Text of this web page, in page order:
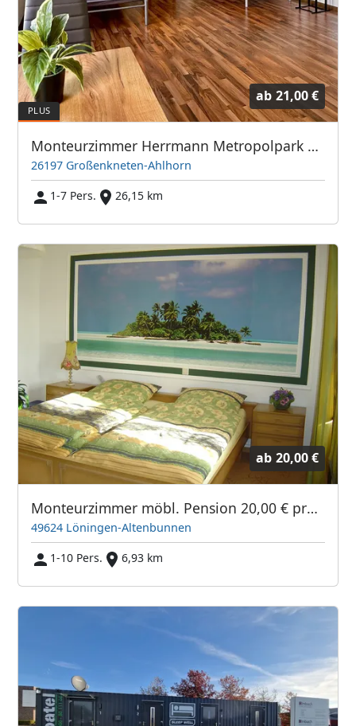
ab 21,00 €
Monteurzimmer Herrmann Metropolpark Ahlhorn (Amazon), Großenkneten, Vechta, Cloppenburg, Wildeshausen, Visbek
26197 Großenkneten-Ahlhorn
1-7 Pers.
26,15 km
ab 20,00 €
Monteurzimmer möbl. Pension 20,00 € pro Pers./Tag oder Festpreis, 2 Zimmer a.2 Personen sofort frei, Langzeitvermietung möglich
49624 Löningen-Altenbunnen
1-10 Pers.
6,93 km